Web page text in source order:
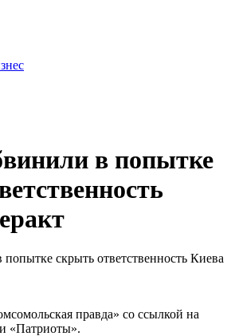
в попытке
правда» со ссылкой на
«Патриоты».